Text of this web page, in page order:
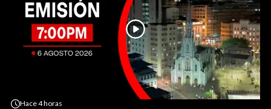
Hace4 horas